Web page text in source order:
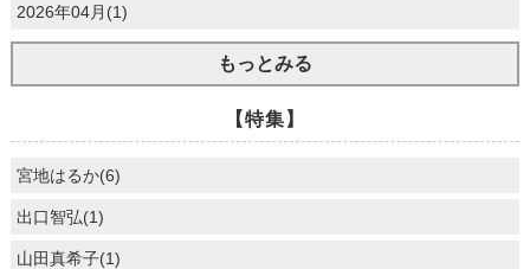
2026年04月(1)
もっとみる
【特集】
宮地はるか(6)
出口智弘(1)
山田真希子(1)